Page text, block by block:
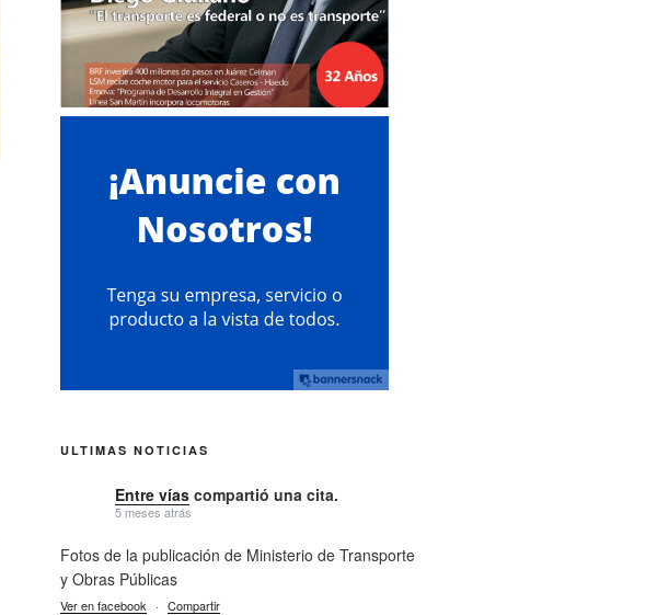
ULTIMAS NOTICIAS
Entre vías compartió una cita.
5 meses atrás
Fotos de la publicación de Ministerio de Transporte
y Obras Públicas
Ver en facebook · Compartir